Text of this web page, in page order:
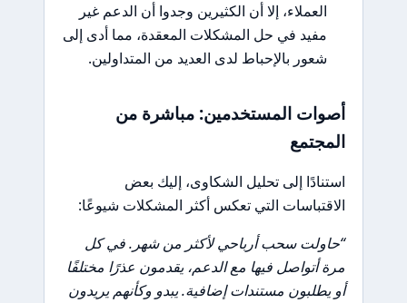
العملاء، إلا أن الكثيرين وجدوا أن الدعم غير
مفيد في حل المشكلات المعقدة، مما أدى إلى
شعور بالإحباط لدى العديد من المتداولين.
أصوات المستخدمين: مباشرة من
المجتمع
استنادًا إلى تحليل الشكاوى، إليك بعض
الاقتباسات التي تعكس أكثر المشكلات شيوعًا:
“حاولت سحب أرباحي لأكثر من شهر. في كل
مرة أتواصل فيها مع الدعم، يقدمون عذرًا مختلفًا
أو يطلبون مستندات إضافية. يبدو وكأنهم يريدون